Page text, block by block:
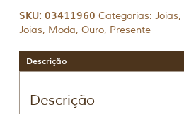
SKU:03411960 Categorias:Joias,
Joias, Moda,Ouro, Presente
Descrição
Descrição